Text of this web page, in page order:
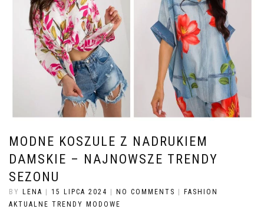
MODNE KOSZULE Z NADRUKIEM
DAMSKIE – NAJNOWSZE TRENDY
SEZONU
BY LENA | 15 LIPCA 2024 | NO COMMENTS | FASHION
AKTUALNE TRENDY MODOWE